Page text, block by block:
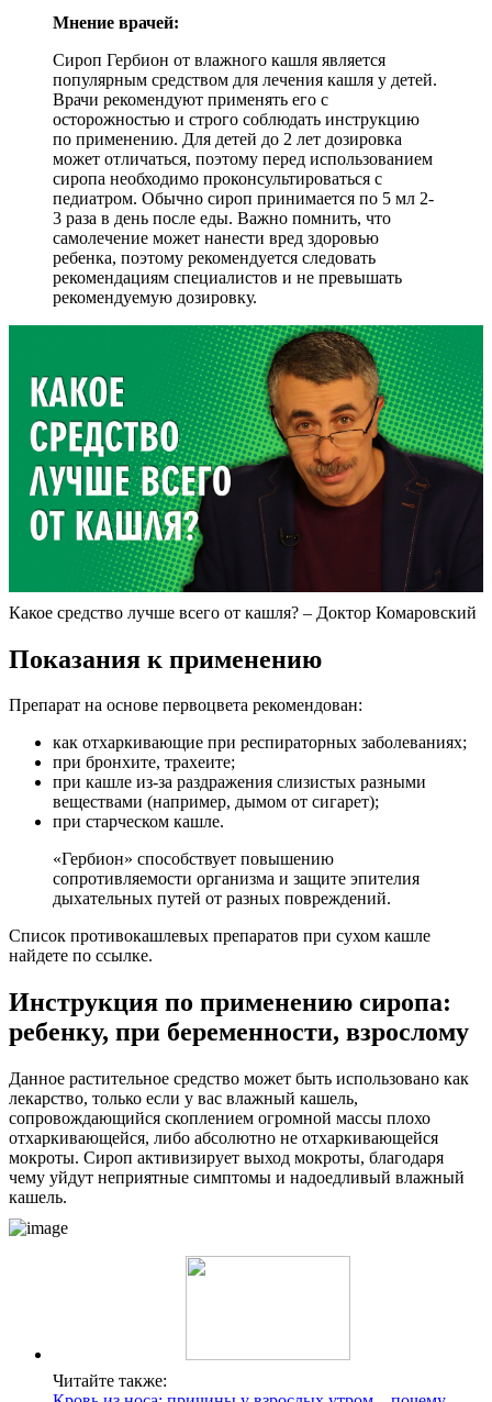
Мнение врачей:
Сироп Гербион от влажного кашля является
популярным средством для лечения кашля у детей.
Врачи рекомендуют применять его с
осторожностью и строго соблюдать инструкцию
по применению. Для детей до 2 лет дозировка
может отличаться, поэтому перед использованием
сиропа необходимо проконсультироваться с
педиатром. Обычно сироп принимается по 5 мл 2-
3 раза в день после еды. Важно помнить, что
самолечение может нанести вред здоровью
ребенка, поэтому рекомендуется следовать
рекомендациям специалистов и не превышать
рекомендуемую дозировку.
Какое средство лучше всего от кашля? – Доктор Комаровский
Показания к применению
Препарат на основе первоцвета рекомендован:
как отхаркивающие при респираторных заболеваниях;
при бронхите, трахеите;
при кашле из-за раздражения слизистых разными
веществами (например, дымом от сигарет);
при старческом кашле.
«Гербион» способствует повышению
сопротивляемости организма и защите эпителия
дыхательных путей от разных повреждений.
Список противокашлевых препаратов при сухом кашле
найдете по ссылке.
Инструкция по применению сиропа:
ребенку, при беременности, взрослому
Данное растительное средство может быть использовано как
лекарство, только если у вас влажный кашель,
сопровождающийся скоплением огромной массы плохо
отхаркивающейся, либо абсолютно не отхаркивающейся
мокроты. Сироп активизирует выход мокроты, благодаря
чему уйдут неприятные симптомы и надоедливый влажный
кашель.
Читайте также: